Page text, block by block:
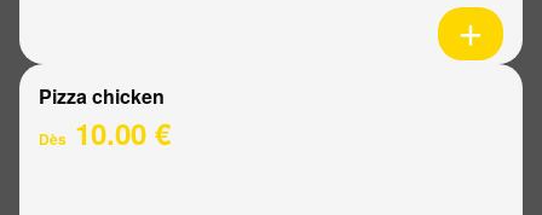
Pizza chicken
Dès 10.00 €